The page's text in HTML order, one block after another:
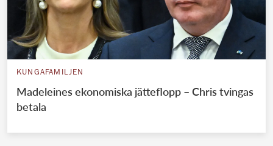
KUNGAFAMILJEN
Madeleines ekonomiska jätteflopp – Chris tvingas
betala